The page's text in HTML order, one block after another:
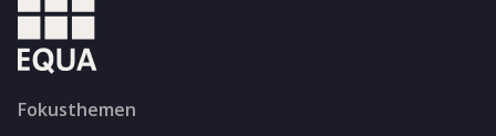
Fokusthemen